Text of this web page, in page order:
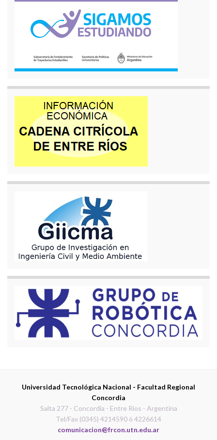
Universidad Tecnológica Nacional - Facultad Regional
Concordia
Salta 277 - Concordia - Entre Ríos - Argentina
Tel/Fax (0345) 4214590 ó 4226614
comunicacion@frcon.utn.edu.ar